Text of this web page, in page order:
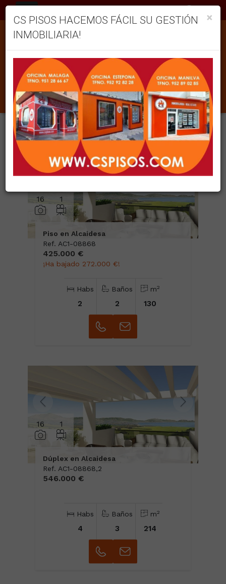
INMUEBLES EN VENTA EN SAN ROQUE
Filtrar Ordenar
4 inmuebles en total
Mostrar resultados 12
16 1
Piso en Alcaidesa
Ref. AC1-08868
425.000 €
¡Ha bajado 272.000 €!
Habs
2
Baños
2
m2
130
16 1
Dúplex en Alcaidesa
Ref. AC1-08868,2
546.000 €
Habs
4
Baños
3
m2
214
×
CS PISOS HACEMOS FÁCIL SU GESTIÓN
INMOBILIARIA!